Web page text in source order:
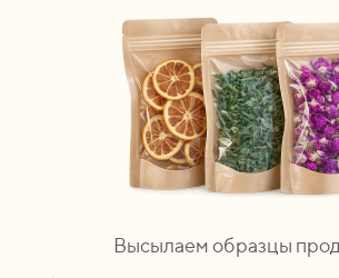
Высылаем образцы